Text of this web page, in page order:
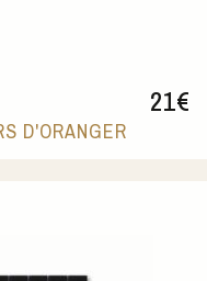
21€
D'ORANGER